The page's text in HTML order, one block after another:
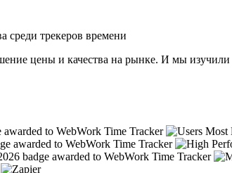
среди трекеров времени
цены и качества на рынке. И мы